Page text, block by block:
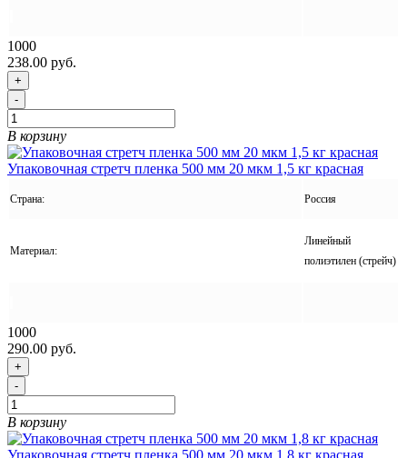
1000
238.00 руб.
+
-
В корзину
Упаковочная стретч пленка 500 мм 20 мкм 1,5 кг красная
Страна: Россия
Материал:
Линейный
полиэтилен (стрейч)
1000
290.00 руб.
+
-
В корзину